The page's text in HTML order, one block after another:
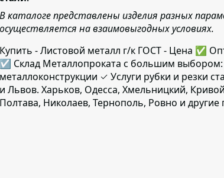
В каталоге представлены изделия разных
осуществляется на взаимовыгодных условиях.
Купить - Листовой металл г/к ГОСТ - Цена ✅️
☑ Склад Металлопроката с большим
металлоконструкции ✓ Услуги рубки и резки
и Львов. Харьков, Одесса, Хмельницкий,
Полтава, Николаев, Тернополь, Ровно и